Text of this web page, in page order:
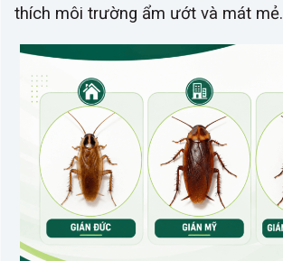
thích môi trường ẩm ướt và mát mẻ.